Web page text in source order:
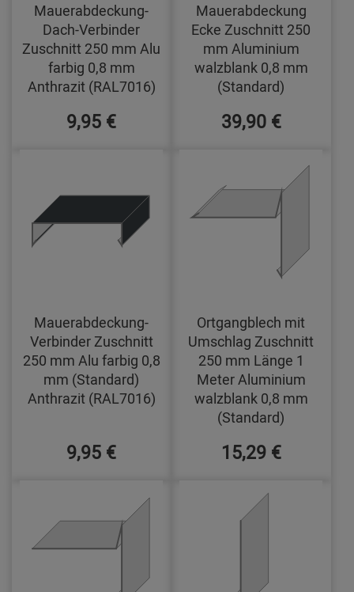
Mauerabdeckung-
Dach-Verbinder
Zuschnitt 250 mm Alu
farbig 0,8 mm
Anthrazit (RAL7016)
9,95 €
Mauerabdeckung
Ecke Zuschnitt 250
mm Aluminium
walzblank 0,8 mm
(Standard)
39,90 €
Mauerabdeckung-
Verbinder Zuschnitt
250 mm Alu farbig 0,8
mm (Standard)
Anthrazit (RAL7016)
9,95 €
Ortgangblech mit
Umschlag Zuschnitt
250 mm Länge 1
Meter Aluminium
walzblank 0,8 mm
(Standard)
15,29 €